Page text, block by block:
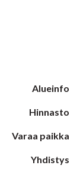
Alueinfo
Hinnasto
Varaa paikka
Yhdistys